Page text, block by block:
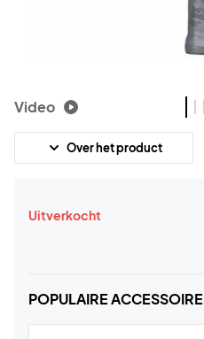
Video
Over het product
Uitverkocht
POPULAIRE